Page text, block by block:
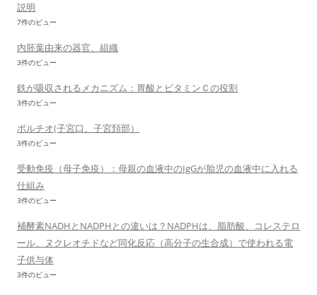
説明
7件のビュー
内胚葉由来の器官、組織
3件のビュー
鉄が吸収されるメカニズム：胃酸とビタミンＣの役割
3件のビュー
ポルチオ(子宮口、子宮頚部）
3件のビュー
受動免疫（母子免疫）：母親の血液中のIgGが胎児の血液中に入れる
仕組み
3件のビュー
補酵素NADHとNADPHとの違いは？NADPHは、脂肪酸、コレステロ
ール、ヌクレオチドなど同化反応（高分子の生合成）で使われる電
子供与体
3件のビュー